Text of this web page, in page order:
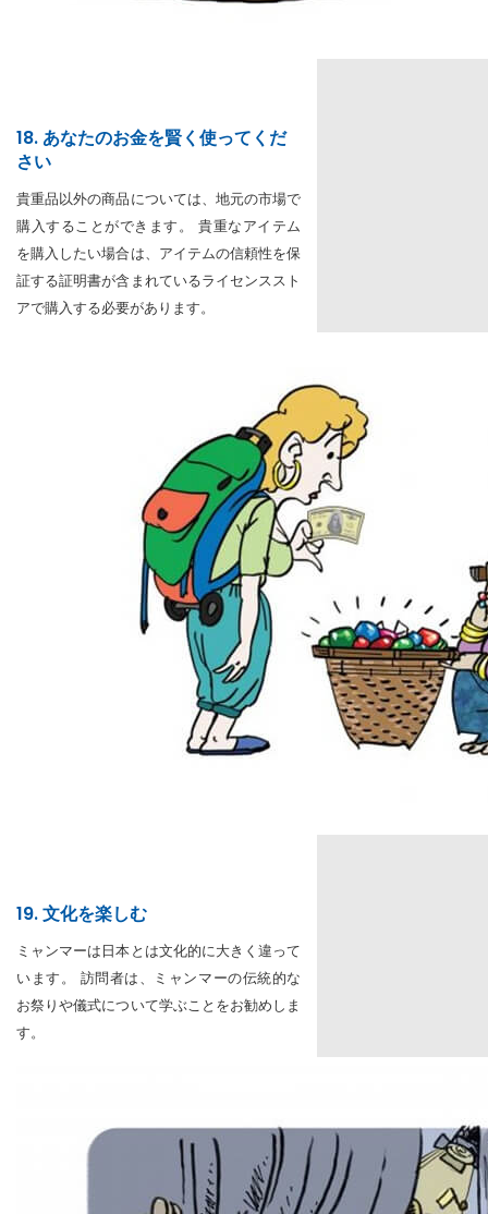
18. あなたのお金を賢く使ってくだ
さい
貴重品以外の商品については、地元の市場で
購入することができます。 貴重なアイテム
を購入したい場合は、アイテムの信頼性を保
証する証明書が含まれているライセンススト
アで購入する必要があります。
19. 文化を楽しむ
ミャンマーは日本とは文化的に大きく違って
います。 訪問者は、ミャンマーの伝統的な
お祭りや儀式について学ぶことをお勧めしま
す。